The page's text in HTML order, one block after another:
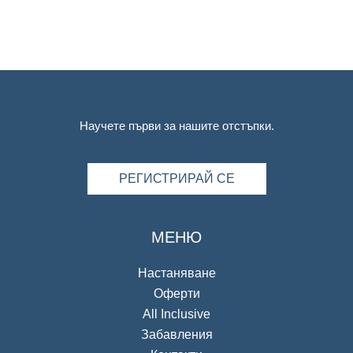
Научете първи за нашите отстъпки.
РЕГИСТРИРАЙ СЕ
МЕНЮ
Настаняване
Оферти
All Inclusive
Забавления